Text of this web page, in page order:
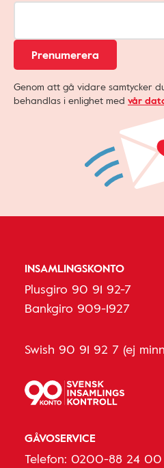
Prenumerera
Genom att gå vidare samtycker
behandlas i enlighet med vår
INSAMLINGSKONTO
Plusgiro 90 91 92-7
Bankgiro 909-1927
Swish 90 91 92 7 (ej
GÅVOSERVICE
Telefon: 0200-88 24 00